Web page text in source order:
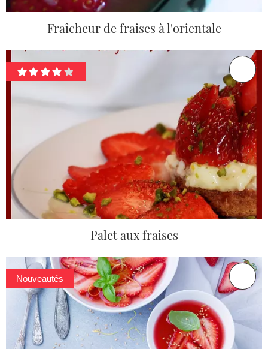
Fraîcheur de fraises à l'orientale
Palet aux fraises
Nouveautés